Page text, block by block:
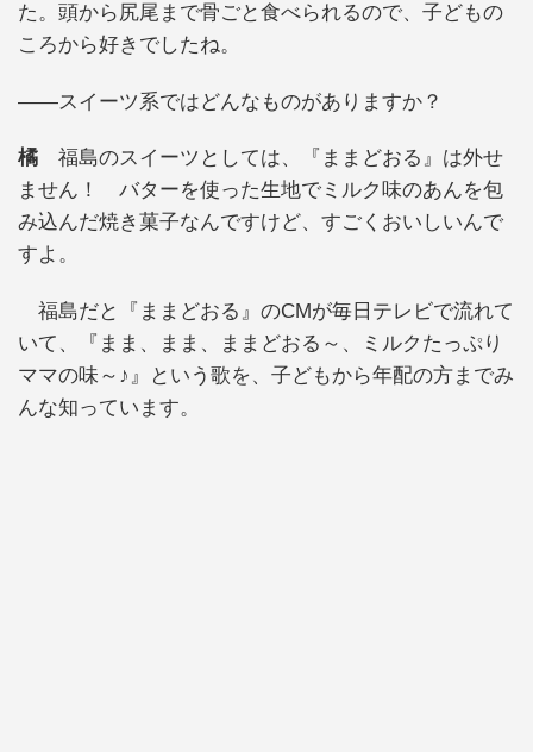
た。頭から尻尾まで骨ごと食べられるので、子どもの
ころから好きでしたね。
――スイーツ系ではどんなものがありますか？
橘 福島のスイーツとしては、『ままどおる』は外せ
ません！ バターを使った生地でミルク味のあんを包
み込んだ焼き菓子なんですけど、すごくおいしいんで
すよ。
福島だと『ままどおる』のCMが毎日テレビで流れて
いて、『まま、まま、ままどおる～、ミルクたっぷり
ママの味～♪』という歌を、子どもから年配の方までみ
んな知っています。